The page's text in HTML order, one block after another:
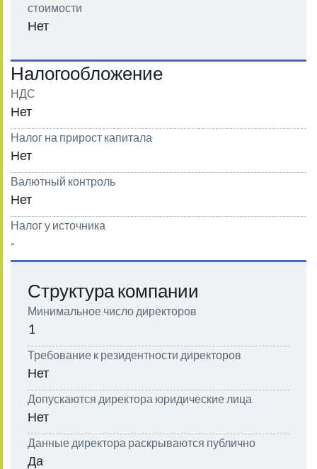
стоимости
Нет
Налогообложение
НДС
Нет
Налог на прирост капитала
Нет
Валютный контроль
Нет
Налог у источника
-
Структура компании
Минимальное число директоров
1
Требование к резидентности директоров
Нет
Допускаются директора юридические лица
Нет
Данные директора раскрываются публично
Да